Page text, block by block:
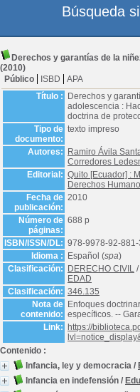
Derechos y garantías de la
(2010)
Público
ISBD
APA
Título :
Derechos y
adolescencia :
doctrina de
Tipo de
documento:
texto impreso
Autores: Ramiro Ávila
Corredores
Editorial: Quito [Ecuador] :
Derechos
Fecha de
publicación:
2010
Número de
páginas:
688 p
ISBN/ISSN/DL: 978-9978-92-881-
Idioma :
Español (spa)
Clasificación:
DERECHO CIVIL /
EDAD
Clasificación: 346.135
Nota de
contenido:
Enfoques
específicos. --
Link:
https://
Contenido :
Infancia, ley y democracia /
Infancia en indefensión /
Búsqueda